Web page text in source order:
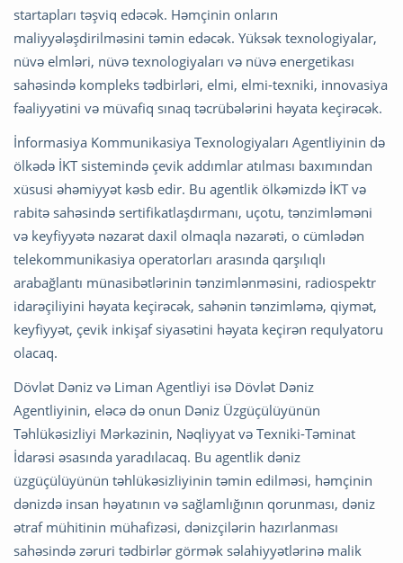
startapları təşviq edəcək. Həmçinin onların
maliyyələşdirilməsini təmin edəcək. Yüksək texnologiyalar,
nüvə elmləri, nüvə texnologiyaları və nüvə energetikası
sahəsində kompleks tədbirləri, elmi, elmi-texniki, innovasiya
fəaliyyətini və müvafiq sınaq təcrübələrini həyata keçirəcək.
İnformasiya Kommunikasiya Texnologiyaları Agentliyinin də
ölkədə İKT sistemində çevik addımlar atılması baxımından
xüsusi əhəmiyyət kəsb edir. Bu agentlik ölkəmizdə İKT və
rabitə sahəsində sertifikatlaşdırmanı, uçotu, tənzimləməni
və keyfiyyətə nəzarət daxil olmaqla nəzarəti, o cümlədən
telekommunikasiya operatorları arasında qarşılıqlı
arabağlantı münasibətlərinin tənzimlənməsini, radiospektr
idarəçiliyini həyata keçirəcək, sahənin tənzimləmə, qiymət,
keyfiyyət, çevik inkişaf siyasətini həyata keçirən requlyatoru
olacaq.
Dövlət Dəniz və Liman Agentliyi isə Dövlət Dəniz
Agentliyinin, eləcə də onun Dəniz Üzgüçülüyünün
Təhlükəsizliyi Mərkəzinin, Nəqliyyat və Texniki-Təminat
İdarəsi əsasında yaradılacaq. Bu agentlik dəniz
üzgüçülüyünün təhlükəsizliyinin təmin edilməsi, həmçinin
dənizdə insan həyatının və sağlamlığının qorunması, dəniz
ətraf mühitinin mühafizəsi, dənizçilərin hazırlanması
sahəsində zəruri tədbirlər görmək səlahiyyətlərinə malik